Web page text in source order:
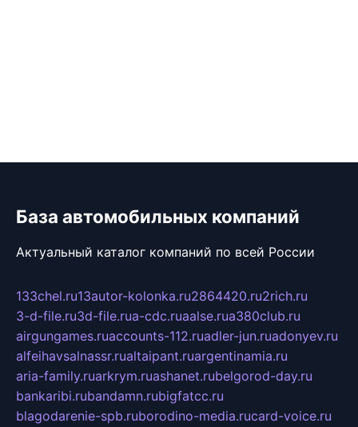
База автомобильных компаний
Актуальный каталог компаний по всей России
133chel.ru13autor-kolonka.ru2864420.ru2rich.ru
3-d-file.ru3d-file.rua-cdc.ruaalse.rua380club.ru
airgungames.ruaccounts-112.ruadler-jun.ruadonyev.ru
alfeihavsalnassr.rualtaipant.ruargentinamia.ru
aria-family.ruarkrym.ruashanet.rubelgorod-day.ru
bankaribi.rubandamn.rubigfatcc.ru
blagodarenie-spb.ruborodino-media.rucard-voice.ru